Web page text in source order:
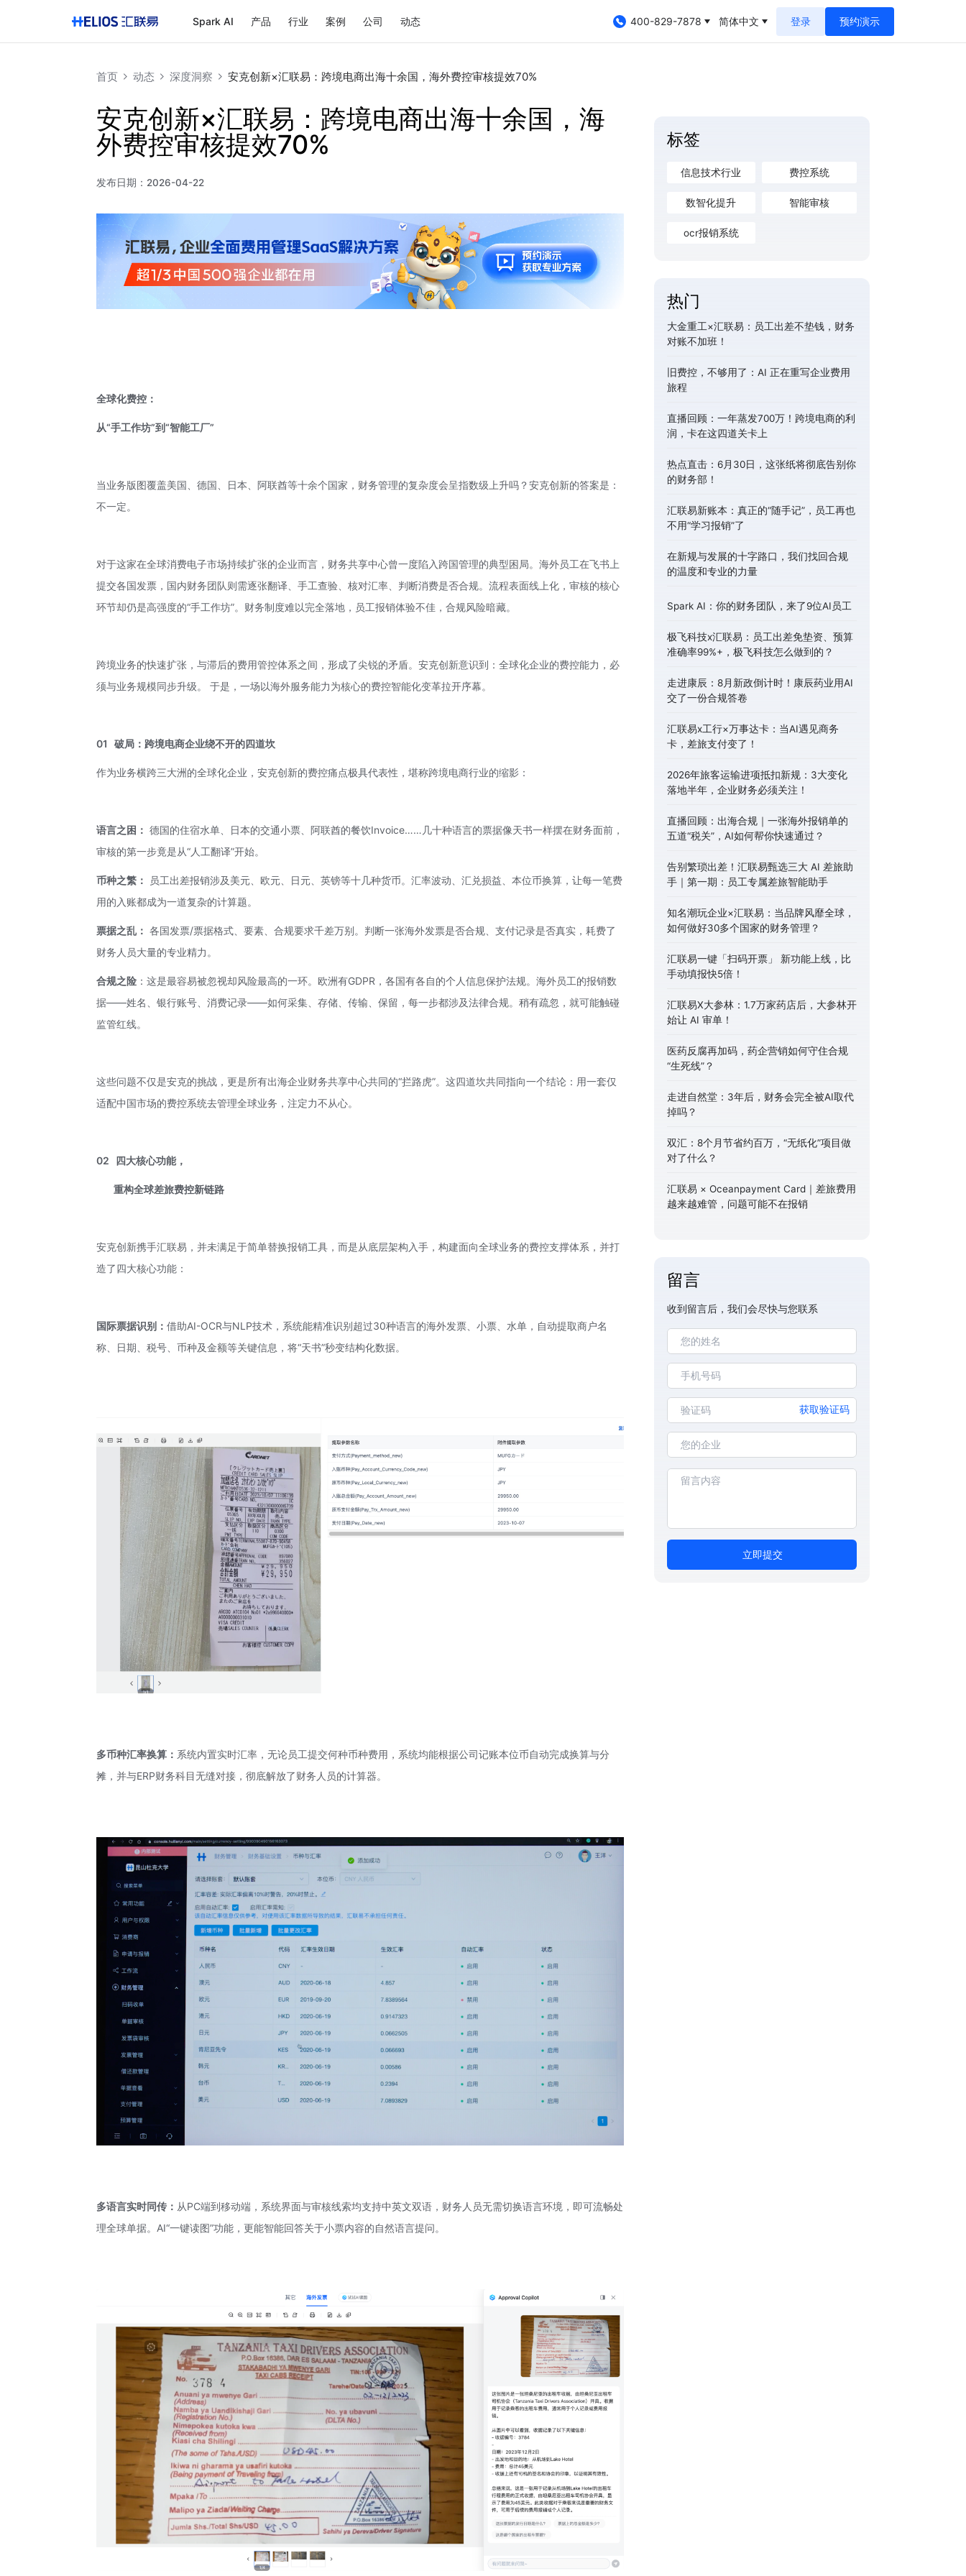
Spark AI 产品 行业 案例 公司 动态 400-829-7878 简体中文 登录 预约演示
首页 动态 深度洞察 安克创新×汇联易：跨境电商出海十余国，海外费控审核提效70%
安克创新×汇联易：跨境电商出海十余国，海
外费控审核提效70%
发布日期： 2026-04-22
全球化费控：
从“手工作坊”到“智能工厂”
当业务版图覆盖美国、德国、日本、阿联酋等十余个国家，财务管理的复杂度会呈指数级上升吗？安克创新的答案是：
不一定。
对于这家在全球消费电子市场持续扩张的企业而言，财务共享中心曾一度陷入跨国管理的典型困局。海外员工在飞书上
提交各国发票，国内财务团队则需逐张翻译、手工查验、核对汇率、判断消费是否合规。流程表面线上化，审核的核心
环节却仍是高强度的“手工作坊”。财务制度难以完全落地，员工报销体验不佳，合规风险暗藏。
跨境业务的快速扩张，与滞后的费用管控体系之间，形成了尖锐的矛盾。安克创新意识到：全球化企业的费控能力，必
须与业务规模同步升级。 于是，一场以海外服务能力为核心的费控智能化变革拉开序幕。
01破局：跨境电商企业绕不开的四道坎
作为业务横跨三大洲的全球化企业，安克创新的费控痛点极具代表性，堪称跨境电商行业的缩影：
语言之困： 德国的住宿水单、日本的交通小票、阿联酋的餐饮Invoice……几十种语言的票据像天书一样摆在财务面前，
审核的第一步竟是从“人工翻译”开始。
币种之繁：
员工出差报销涉及美元、欧元、日元、英镑等十几种货币。汇率波动、汇兑损益、本位币换算，让每一笔费
用的入账都成为一道复杂的计算题。
票据之乱： 各国发票/票据格式、要素、合规要求千差万别。判断一张海外发票是否合规、支付记录是否真实，耗费了
财务人员大量的专业精力。
合规之险 ：这是最容易被忽视却风险最高的一环。欧洲有GDPR ，各国有各自的个人信息保护法规。海外员工的报销数
据——姓名、银行账号、消费记录——如何采集、存储、传输、保留，每一步都涉及法律合规。稍有疏忽，就可能触碰
监管红线。
这些问题不仅是安克的挑战，更是所有出海企业财务共享中心共同的“拦路虎”。这四道坎共同指向一个结论：用一套仅
适配中国市场的费控系统去管理全球业务，注定力不从心。
02 四大核心功能，
重构全球差旅费控新链路
安克创新携手汇联易，并未满足于简单替换报销工具，而是从底层架构入手，构建面向全球业务的费控支撑体系，并打
造了四大核心功能：
国际票据识别：借助AI-OCR与NLP技术，系统能精准识别超过30种语言的海外发票、小票、水单，自动提取商户名
称、日期、税号、币种及金额等关键信息，将“天书”秒变结构化数据。
多币种汇率换算： 系统内置实时汇率，无论员工提交何种币种费用，系统均能根据公司记账本位币自动完成换算与分
摊，并与ERP财务科目无缝对接，彻底解放了财务人员的计算器。
多语言实时同传： 从PC端到移动端，系统界面与审核线索均支持中英文双语，财务人员无需切换语言环境，即可流畅处
理全球单据。AI“一键读图”功能，更能智能回答关于小票内容的自然语言提问。
标签
信息技术行业 费控系统
数智化提升 智能审核
ocr报销系统
热门
大金重工×汇联易：员工出差不垫钱，财务
对账不加班！
旧费控，不够用了：AI 正在重写企业费用
旅程
直播回顾：一年蒸发700万！跨境电商的利
润，卡在这四道关卡上
热点直击：6月30日，这张纸将彻底告别你
的财务部！
汇联易新账本：真正的“随手记”，员工再也
不用“学习报销”了
在新规与发展的十字路口，我们找回合规
的温度和专业的力量
Spark AI：你的财务团队，来了9位AI员工
极飞科技x汇联易：员工出差免垫资、预算
准确率99%+，极飞科技怎么做到的？
走进康辰：8月新政倒计时！康辰药业用AI
交了一份合规答卷
汇联易x工行×万事达卡：当AI遇见商务
卡，差旅支付变了！
2026年旅客运输进项抵扣新规：3大变化
落地半年，企业财务必须关注！
直播回顾：出海合规｜一张海外报销单的
五道“税关”，AI如何帮你快速通过？
告别繁琐出差！汇联易甄选三大 AI 差旅助
手｜第一期：员工专属差旅智能助手
知名潮玩企业×汇联易：当品牌风靡全球，
如何做好30多个国家的财务管理？
汇联易一键「扫码开票」 新功能上线，比
手动填报快5倍！
汇联易X大参林：1.7万家药店后，大参林开
始让 AI 审单！
医药反腐再加码，药企营销如何守住合规
“生死线”？
走进自然堂：3年后，财务会完全被AI取代
掉吗？
双汇：8个月节省约百万，“无纸化”项目做
对了什么？
汇联易 × Oceanpayment Card｜差旅费用
越来越难管，问题可能不在报销
留言
收到留言后，我们会尽快与您联系
获取验证码
立即提交